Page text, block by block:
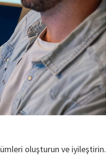
oluşturun ve iyileştirin.